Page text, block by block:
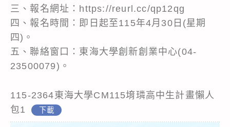
三、報名網址：https://reurl.cc/qp12qg
四、報名時間：即日起至115年4月30日(星期
四)。
五、聯絡窗口：東海大學創新創業中心(04-
23500079)。
115-2364東海大學CM115堉璘高中生計畫懶人
包1
下載